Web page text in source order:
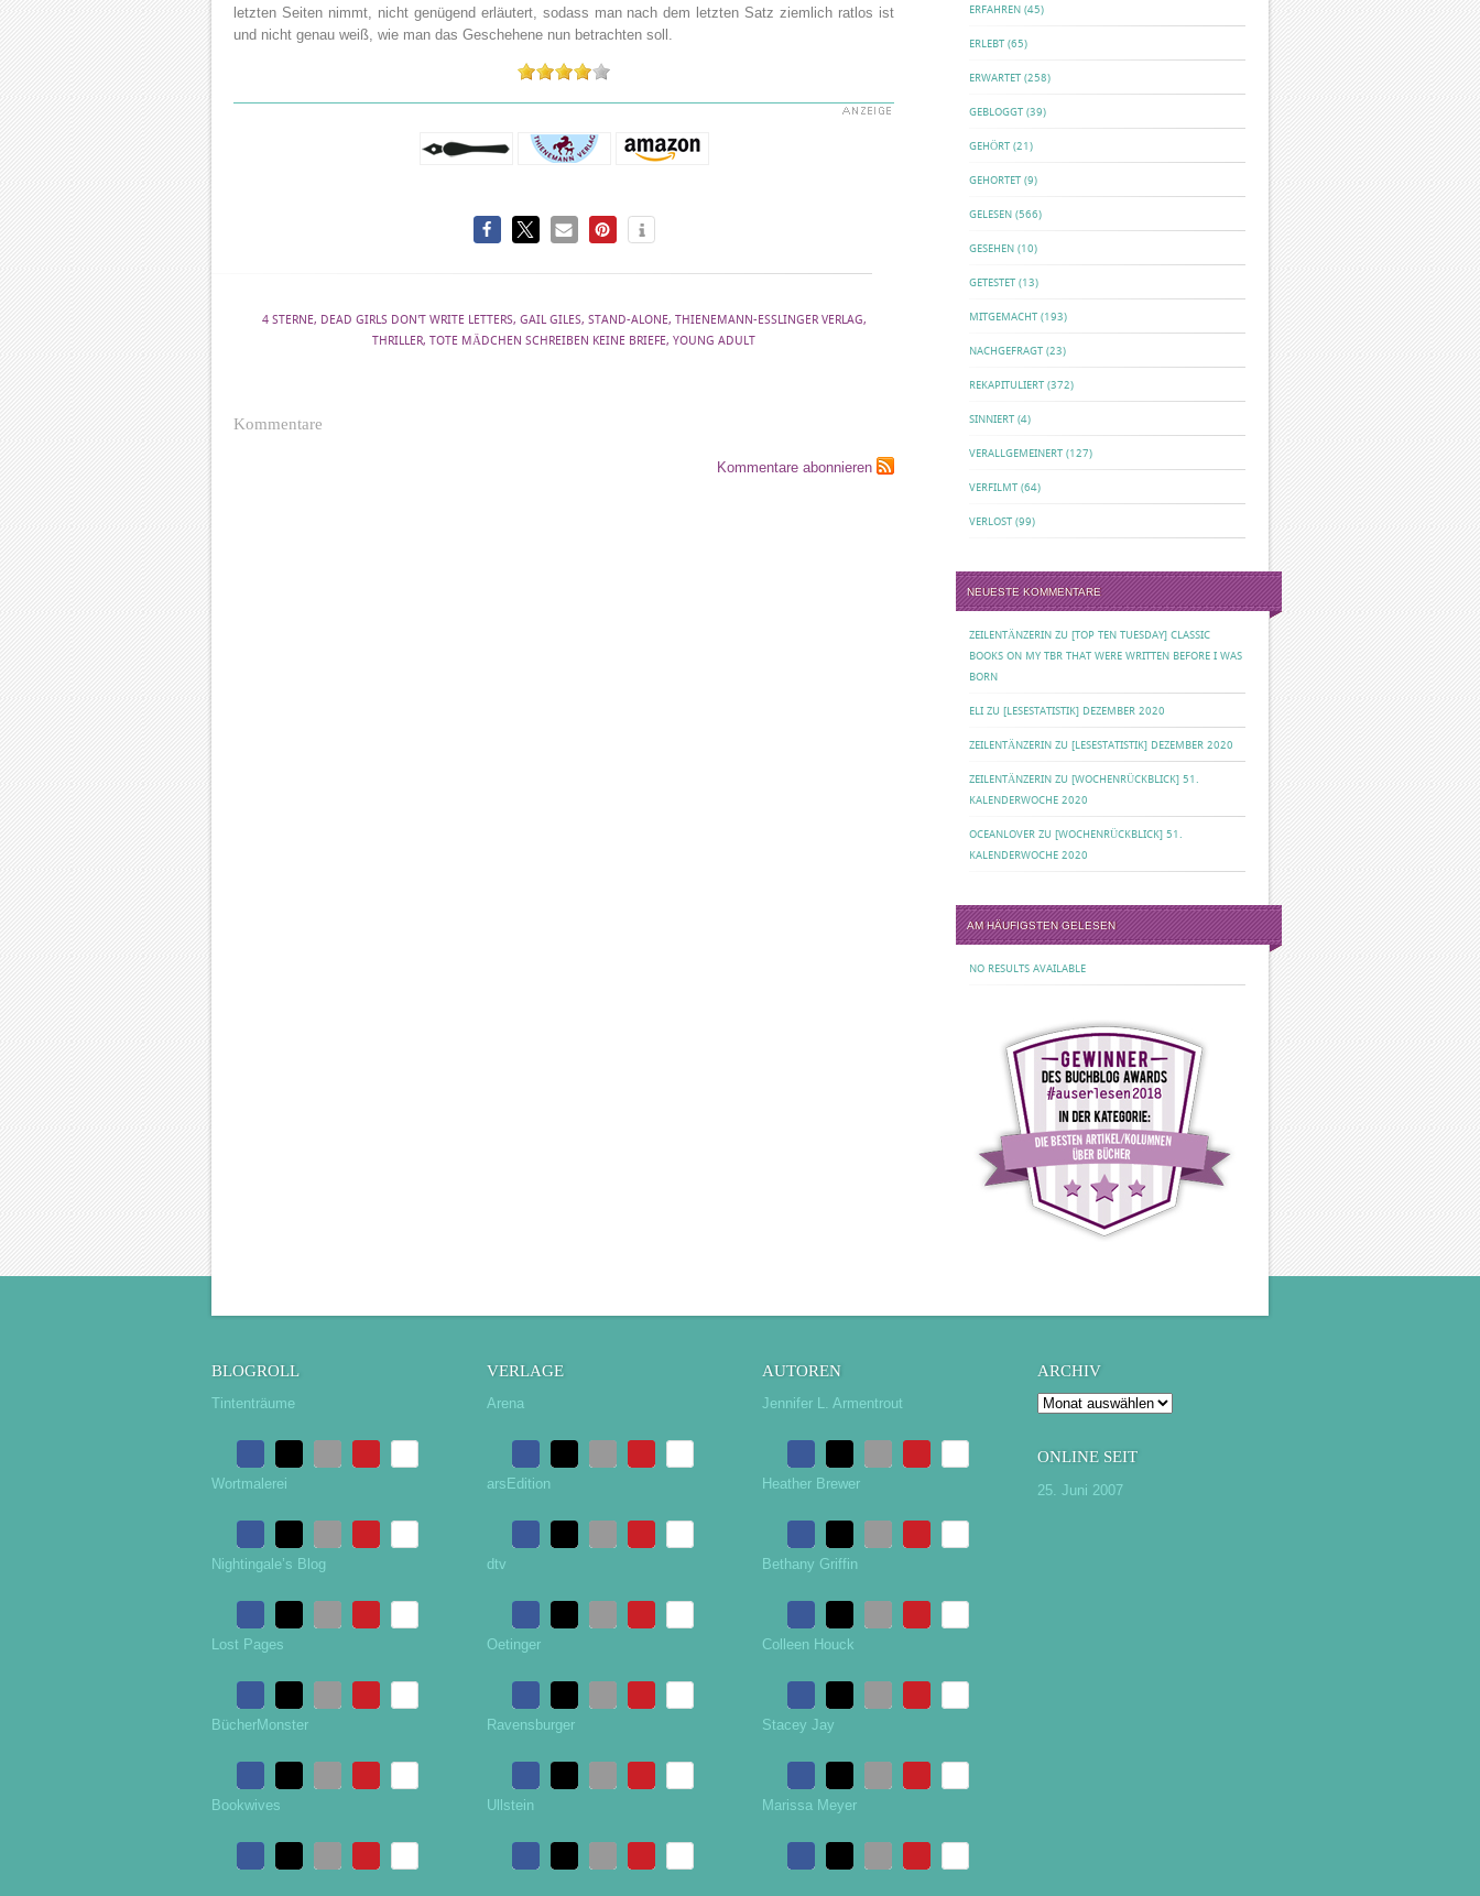
letzten Seiten nimmt, nicht genügend erläutert, sodass man nach dem letzten Satz ziemlich ratlos ist
und nicht genau weiß, wie man das Geschehene nun betrachten soll.
4 STERNE, DEAD GIRLS DON'T WRITE LETTERS, GAIL GILES, STAND-ALONE, THIENEMANN-ESSLINGER VERLAG,
THRILLER, TOTE MÄDCHEN SCHREIBEN KEINE BRIEFE, YOUNG ADULT
Kommentare
Kommentare abonnieren
ERFAHREN (45)
ERLEBT (65)
ERWARTET (258)
GEBLOGGT (39)
GEHÖRT (21)
GEHORTET (9)
GELESEN (566)
GESEHEN (10)
GETESTET (13)
MITGEMACHT (193)
NACHGEFRAGT (23)
REKAPITULIERT (372)
SINNIERT (4)
VERALLGEMEINERT (127)
VERFILMT (64)
VERLOST (99)
NEUESTE KOMMENTARE
ZEILENTÄNZERIN ZU [TOP TEN TUESDAY] CLASSIC
BOOKS ON MY TBR THAT WERE WRITTEN BEFORE I WAS
BORN
ELI ZU [LESESTATISTIK] DEZEMBER 2020
ZEILENTÄNZERIN ZU [LESESTATISTIK] DEZEMBER 2020
ZEILENTÄNZERIN ZU [WOCHENRÜCKBLICK] 51.
KALENDERWOCHE 2020
OCEANLOVER ZU [WOCHENRÜCKBLICK] 51.
KALENDERWOCHE 2020
AM HÄUFIGSTEN GELESEN
NO RESULTS AVAILABLE
BLOGROLL
Tintenträume
Wortmalerei
Nightingale’s Blog
Lost Pages
BücherMonster
Bookwives
VERLAGE
Arena
arsEdition
dtv
Oetinger
Ravensburger
Ullstein
AUTOREN
Jennifer L. Armentrout
Heather Brewer
Bethany Griffin
Colleen Houck
Stacey Jay
Marissa Meyer
ARCHIV
Archiv
ONLINE SEIT
25. Juni 2007